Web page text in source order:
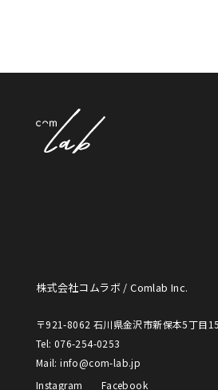
株式会社コムラボ / Comlab Inc.
〒921-8062 石川県金沢市新保本5丁目
Tel: 076-254-0253
Mail: info@com-lab.jp
Instagram
Facebook